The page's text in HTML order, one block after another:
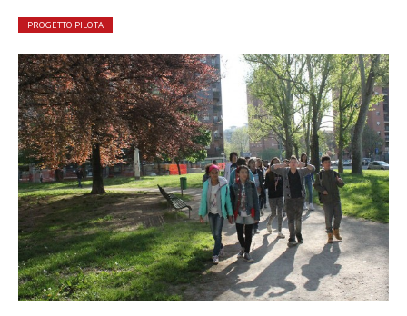
PROGETTO PILOTA